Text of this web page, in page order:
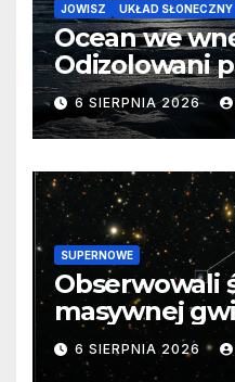
JOWISZ UKŁAD SŁONECZNY
Ocean we
Odizolowani
barierę
6 SIERPNIA 2026
SUPERNOWE
Obserwowali
masywnej
samego
cenne dane
6 SIERPNIA 2026